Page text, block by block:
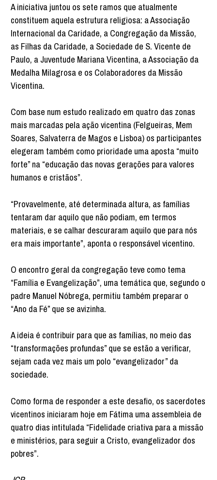
A iniciativa juntou os sete ramos que atualmente
constituem aquela estrutura religiosa: a Associação
Internacional da Caridade, a Congregação da Missão,
as Filhas da Caridade, a Sociedade de S. Vicente de
Paulo, a Juventude Mariana Vicentina, a Associação da
Medalha Milagrosa e os Colaboradores da Missão
Vicentina.
Com base num estudo realizado em quatro das zonas
mais marcadas pela ação vicentina (Felgueiras, Mem
Soares, Salvaterra de Magos e Lisboa) os participantes
elegeram também como prioridade uma aposta “muito
forte” na “educação das novas gerações para valores
humanos e cristãos”.
“Provavelmente, até determinada altura, as famílias
tentaram dar aquilo que não podiam, em termos
materiais, e se calhar descuraram aquilo que para nós
era mais importante”, aponta o responsável vicentino.
O encontro geral da congregação teve como tema
“Família e Evangelização”, uma temática que, segundo o
padre Manuel Nóbrega, permitiu também preparar o
“Ano da Fé” que se avizinha.
A ideia é contribuir para que as famílias, no meio das
“transformações profundas” que se estão a verificar,
sejam cada vez mais um polo “evangelizador” da
sociedade.
Como forma de responder a este desafio, os sacerdotes
vicentinos iniciaram hoje em Fátima uma assembleia de
quatro dias intitulada “Fidelidade criativa para a missão
e ministérios, para seguir a Cristo, evangelizador dos
pobres”.